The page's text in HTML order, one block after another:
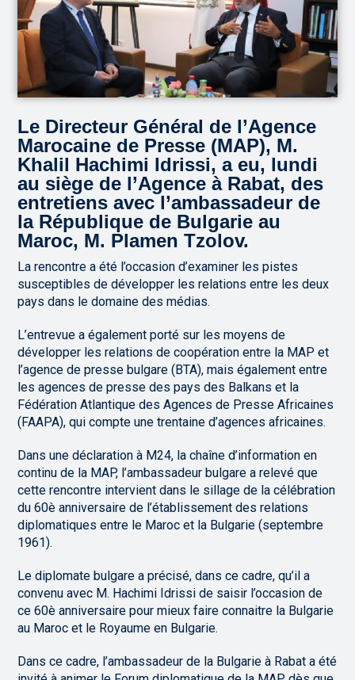
Le Directeur Général de l’Agence
Marocaine de Presse (MAP), M.
Khalil Hachimi Idrissi, a eu, lundi
au siège de l’Agence à Rabat, des
entretiens avec l’ambassadeur de
la République de Bulgarie au
Maroc, M. Plamen Tzolov.
La rencontre a été l’occasion d’examiner les pistes
susceptibles de développer les relations entre les deux
pays dans le domaine des médias.
L’entrevue a également porté sur les moyens de
développer les relations de coopération entre la MAP et
l’agence de presse bulgare (BTA), mais également entre
les agences de presse des pays des Balkans et la
Fédération Atlantique des Agences de Presse Africaines
(FAAPA), qui compte une trentaine d’agences africaines.
Dans une déclaration à M24, la chaîne d’information en
continu de la MAP, l’ambassadeur bulgare a relevé que
cette rencontre intervient dans le sillage de la célébration
du 60è anniversaire de l’établissement des relations
diplomatiques entre le Maroc et la Bulgarie (septembre
1961).
Le diplomate bulgare a précisé, dans ce cadre, qu’il a
convenu avec M. Hachimi Idrissi de saisir l’occasion de
ce 60è anniversaire pour mieux faire connaitre la Bulgarie
au Maroc et le Royaume en Bulgarie.
Dans ce cadre, l’ambassadeur de la Bulgarie à Rabat a été